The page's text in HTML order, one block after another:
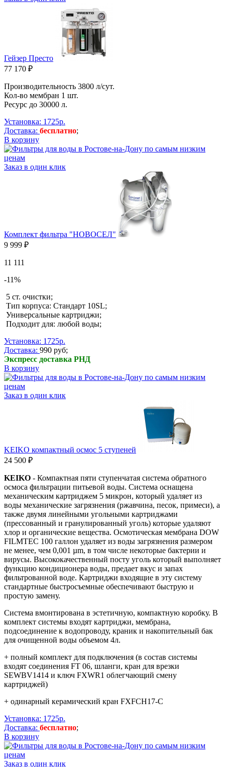
Гейзер Престо
77 170 ₽
Производительность 3800 л/сут.
Кол-во мембран 1 шт.
Ресурс до 30000 л.
Установка: 1725р.
Доставка: бесплатно;
В корзину
Заказ в один клик
Комплект фильтра "НОВОСЕЛ"
9 999 ₽
11 111
-11%
5 ст. очистки;
Тип корпуса: Стандарт 10SL;
Универсальные картриджи;
Подходит для: любой воды;
Установка: 1725р.
Доставка: 990 руб;
Экспресс доставка РНД
В корзину
Заказ в один клик
KEIKO компактный осмос 5 ступеней
24 500 ₽
KEIKO - Компактная пяти ступенчатая система обратного
осмоса фильтрации питьевой воды. Система оснащена
механическим картриджем 5 микрон, который удаляет из
воды механические загрязнения (ржавчина, песок, примеси), а
также двумя линейными угольными картриджами
(прессованный и гранулированный уголь) которые удаляют
хлор и органические вещества. Осмотическая мембрана DOW
FILMTEC 100 галлон удаляет из воды загрязнения размером
не менее, чем 0,001 µm, в том числе некоторые бактерии и
вирусы. Высококачественный посту уголь который выполняет
функцию кондиционера воды, предает вкус и запах
фильтрованной воде. Картриджи входящие в эту систему
стандартные быстросъемные обеспечивают быструю и
простую замену.
Система вмонтирована в эстетичную, компактную коробку. В
комплект системы входят картриджи, мембрана,
подсоединение к водопроводу, краник и накопительный бак
для очищенной воды объемом 4л.
+ полный комплект для подключения (в состав системы
входят соединения FT 06, шланги, кран для врезки
SEWBV1414 и ключ FXWR1 облегчающий смену
картриджей)
+ одинарный керамический кран FXFCH17-C
Установка: 1725р.
Доставка: бесплатно;
В корзину
Заказ в один клик